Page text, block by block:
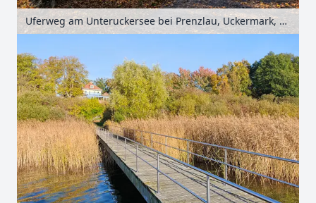
Uferweg am Unteruckersee bei Prenzlau, Uckermark, Brandenburg, Deutschland